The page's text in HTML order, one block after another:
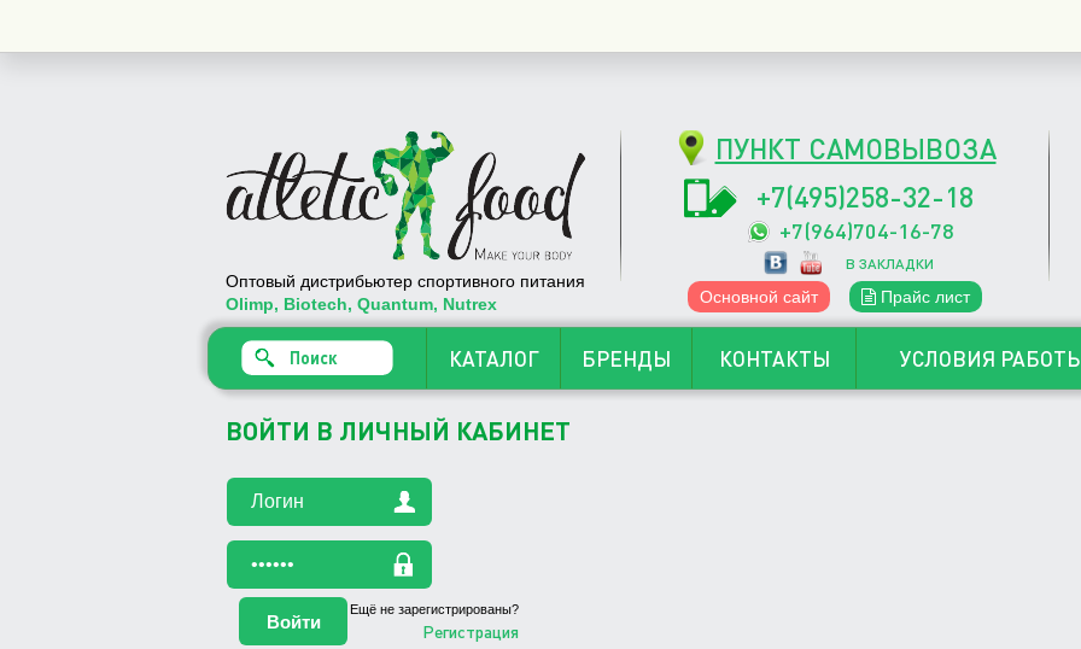
Оптовый дистрибьютер спортивного питания
Olimp, Biotech, Quantum, Nutrex
ПУНКТ САМОВЫВОЗА
+7(495)258-32-18
+7(964)704-16-78
В ЗАКЛАДКИ
Основной сайт Прайс лист
КАТАЛОГ БРЕНДЫ КОНТАКТЫ УСЛОВИЯ
ВОЙТИ В ЛИЧНЫЙ КАБИНЕТ
Ещё не зарегистрированы?
Регистрация